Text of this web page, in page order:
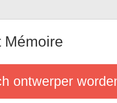
Mémoire
ontwerper